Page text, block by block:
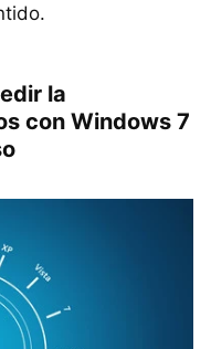
la
con Windows 7